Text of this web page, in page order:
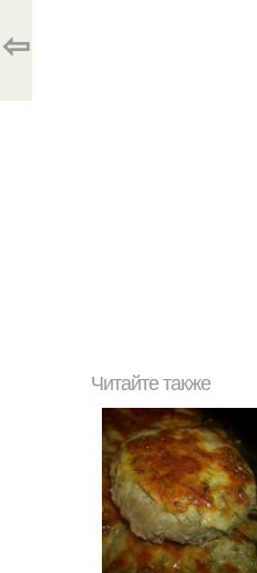
⇦
Читайте также